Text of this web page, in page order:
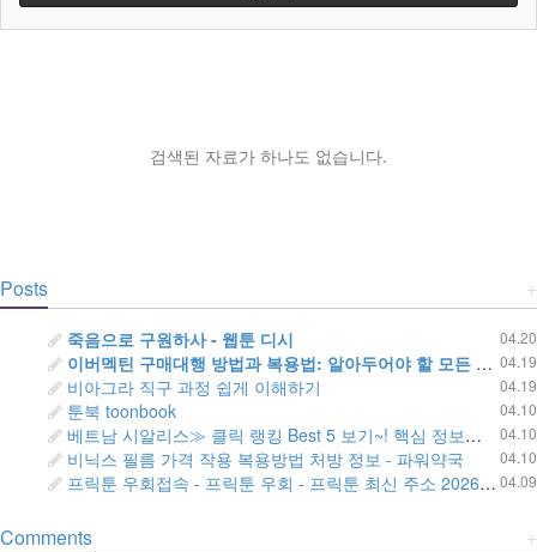
검색된 자료가 하나도 없습니다.
+
Posts
04.20
죽음으로 구원하사 - 웹툰 디시
04.19
이버멕틴 구매대행 방법과 복용법: 알아두어야 할 모든 것 - 러시아 직구 우라몰 ulAg9.top
04.19
비아그라 직구 과정 쉽게 이해하기
04.10
툰북 toonbook
04.10
베트남 시알리스≫ 클릭 랭킹 Best 5 보기~! 핵심 정보만 모아서 소개합니다 - 정력원
04.10
비닉스 필름 가격 작용 복용방법 처방 정보 - 파워약국
04.09
프릭툰 우회접속 - 프릭툰 우회 - 프릭툰 최신 주소 2026 - vmflrxns
+
Comments